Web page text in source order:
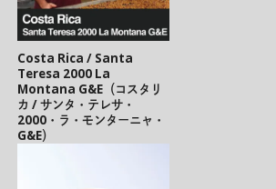
Costa Rica / Santa
Teresa 2000 La
Montana G&E（コスタリ
カ / サンタ・テレサ・
2000・ラ・モンターニャ・
G&E）